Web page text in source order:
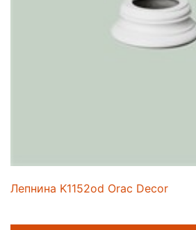
Лепнина K1152od Orac Decor